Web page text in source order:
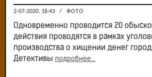
2-07-2020, 16:43 / ФОТО
Одновременно проводится 20
действия проводятся в рамках
производства о хищении денег
Детективы подробнее...